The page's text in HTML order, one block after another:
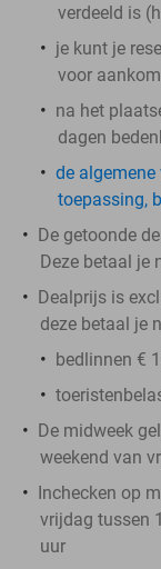
verdeeld is
je kunt je
voor
na het
dagen
de
toepassing,
De getoonde
Deze betaal je
Dealprijs is
deze betaal je
bedlinnen €
De midweek
weekend van
Inchecken op
vrijdag tussen
uur